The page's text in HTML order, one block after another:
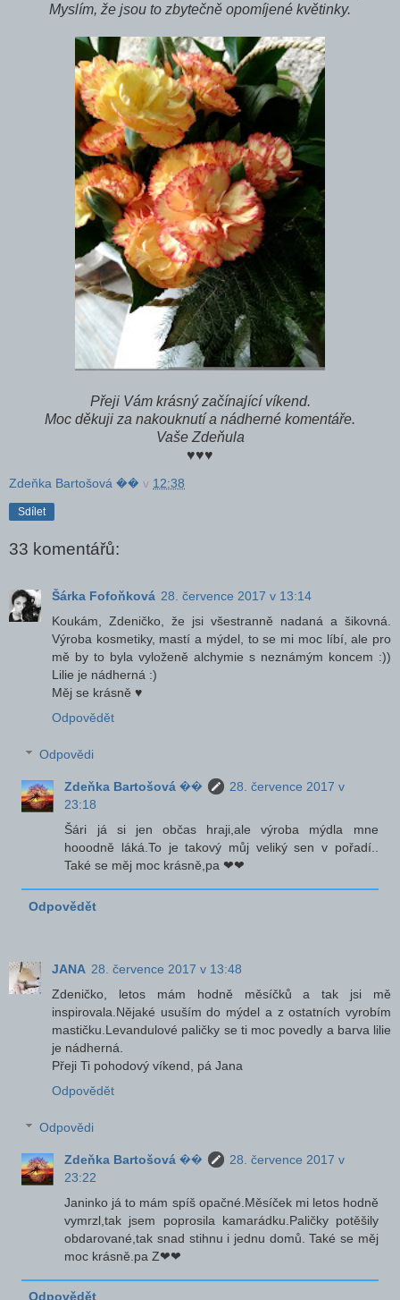
Myslím, že jsou to zbytečně opomíjené květinky.
Přeji Vám krásný začínající víkend.
Moc děkuji za nakouknutí a nádherné komentáře.
Vaše Zdeňula
♥♥♥
Zdeňka Bartošová �� v 12:38
Sdílet
33 komentářů:
Šárka Fofoňková 28. července 2017 v 13:14
Koukám, Zdeničko, že jsi všestranně nadaná a šikovná.
Výroba kosmetiky, mastí a mýdel, to se mi moc líbí, ale pro
mě by to byla vyloženě alchymie s neznámým koncem :))
Lilie je nádherná :)
Měj se krásně ♥
Odpovědět
Odpovědi
Zdeňka Bartošová ��
28. července 2017 v
23:18
Šári já si jen občas hraji,ale výroba mýdla mne
hooodně láká.To je takový můj veliký sen v pořadí..
Také se měj moc krásně,pa ❤❤
Odpovědět
JANA 28. července 2017 v 13:48
Zdeničko, letos mám hodně měsíčků a tak jsi mě
inspirovala.Nějaké usuším do mýdel a z ostatních vyrobím
mastičku.Levandulové paličky se ti moc povedly a barva lilie
je nádherná.
Přeji Ti pohodový víkend, pá Jana
Odpovědět
Odpovědi
Zdeňka Bartošová ��
28. července 2017 v
23:22
Janinko já to mám spíš opačné.Měsíček mi letos hodně
vymrzl,tak jsem poprosila kamarádku.Paličky potěšily
obdarované,tak snad stihnu i jednu domů. Také se měj
moc krásně.pa Z❤❤
Odpovědět